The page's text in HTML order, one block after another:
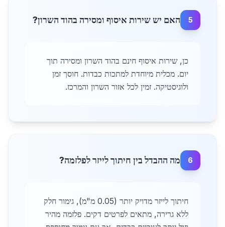
5 האם יש שירות איסוף ומסירה בהוד השרון?
כן, שירות איסוף חינם בהוד השרון ומסירה תוך
יום. מכלית מיוחדת למתכות כבדות. חוסך זמן
ולוגיסטיקה. זמין לכל אזור השרון והמרכז.
6 מה ההבדל בין חיתוך לייזר לפלזמה?
חיתוך לייזר מדויק יותר (0.05 מ"מ), גימור חלק
ללא גרירה, מתאים לפרטים דקים. פלזמה מהיר